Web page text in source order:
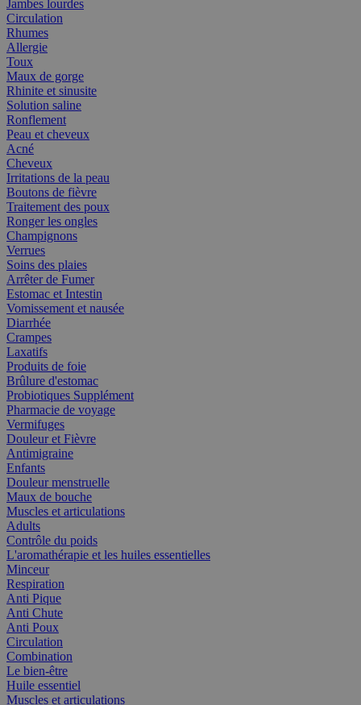
Jambes lourdes
Circulation
Rhumes
Allergie
Toux
Maux de gorge
Rhinite et sinusite
Solution saline
Ronflement
Peau et cheveux
Acné
Cheveux
Irritations de la peau
Boutons de fièvre
Traitement des poux
Ronger les ongles
Champignons
Verrues
Soins des plaies
Arrêter de Fumer
Estomac et Intestin
Vomissement et nausée
Diarrhée
Crampes
Laxatifs
Produits de foie
Brûlure d'estomac
Probiotiques Supplément
Pharmacie de voyage
Vermifuges
Douleur et Fièvre
Antimigraine
Enfants
Douleur menstruelle
Maux de bouche
Muscles et articulations
Adults
Contrôle du poids
L'aromathérapie et les huiles essentielles
Minceur
Respiration
Anti Pique
Anti Chute
Anti Poux
Circulation
Combination
Le bien-être
Huile essentiel
Muscles et articulations